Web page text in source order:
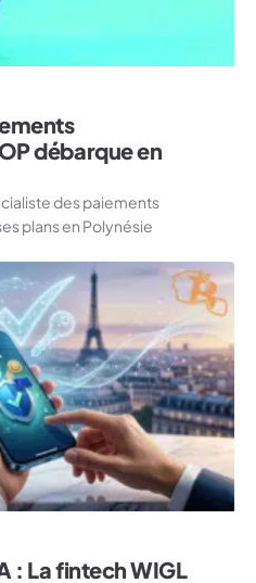
débarque en
des paiements
plans en Polynésie
: La fintech WIGL